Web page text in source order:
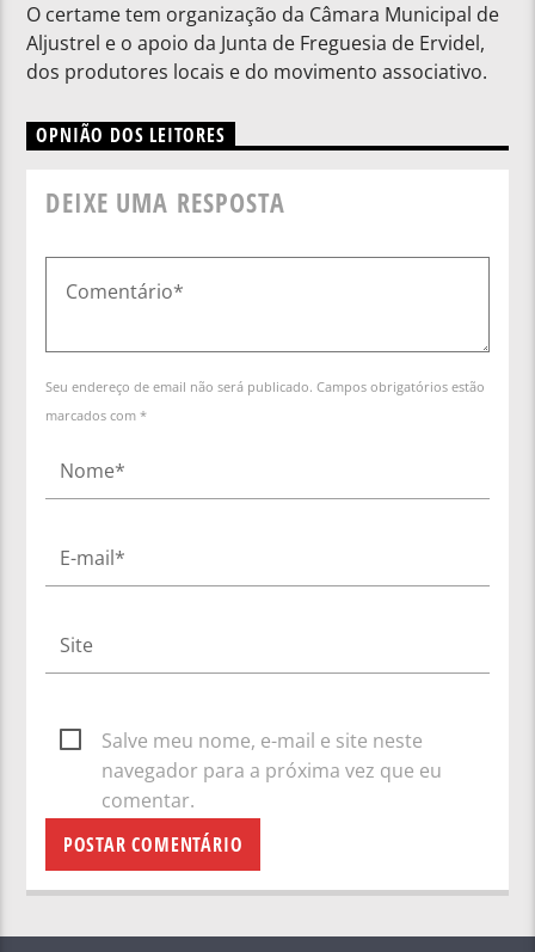
O certame tem organização da Câmara Municipal de
Aljustrel e o apoio da Junta de Freguesia de Ervidel,
dos produtores locais e do movimento associativo.
OPNIÃO DOS LEITORES
DEIXE UMA RESPOSTA
Seu endereço de email não será publicado. Campos obrigatórios estão
marcados com *
Salve meu nome, e-mail e site neste
navegador para a próxima vez que eu
comentar.